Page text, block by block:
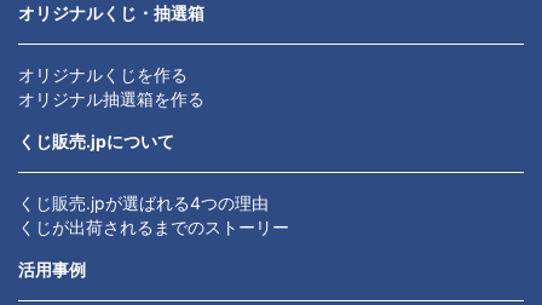
オリジナルくじ・抽選箱
オリジナルくじを作る
オリジナル抽選箱を作る
くじ販売.jpについて
くじ販売.jpが選ばれる4つの理由
くじが出荷されるまでのストーリー
活用事例